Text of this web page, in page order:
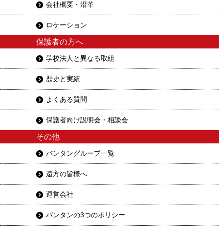
会社概要・沿革
ロケーション
保護者の方へ
学校法人と異なる取組
歴史と実績
よくある質問
保護者向け説明会・相談会
その他
バンタングループ一覧
遠方の皆様へ
運営会社
バンタンの3つのポリシー